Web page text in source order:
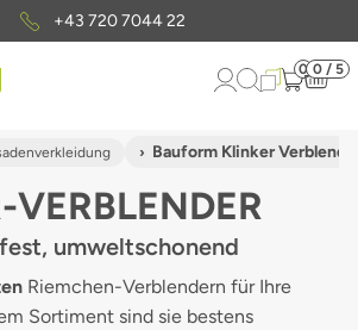
KostenloserMusterversand
0 0 / 5
Bauform Klinker
VERBLENDER
umweltschonend
Riemchen-Verblendern für Ihre
Sortiment sind sie bestens